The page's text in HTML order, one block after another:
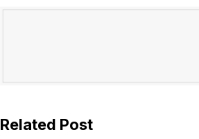
Related Post